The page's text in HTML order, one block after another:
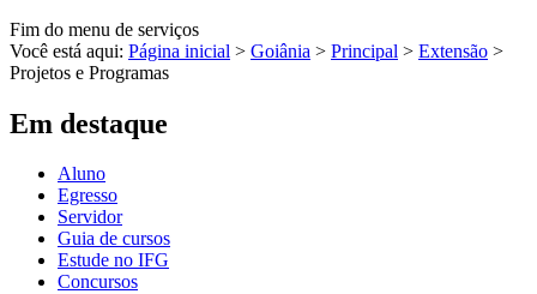
Fim do menu de serviços
Você está aqui: Página inicial > Goiânia > Principal > Extensão >
Projetos e Programas
Em destaque
Aluno
Egresso
Servidor
Guia de cursos
Estude no IFG
Concursos